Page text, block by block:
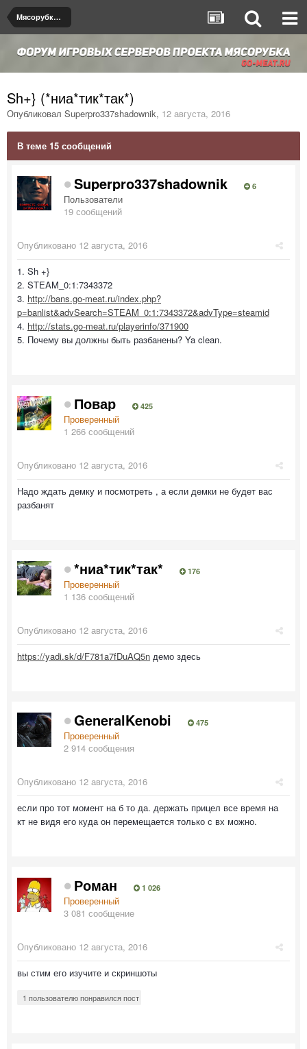
Мясорубка de_dust2
Sh+} (*ниа*тик*так*)
Опубликовал Superpro337shadownik, 12 августа, 2016
В теме 15 сообщений
Superpro337shadownik 6
Пользователи
19 сообщений
Опубликовано 12 августа, 2016
1. Sh +}
2. STEAM_0:1:7343372
3. http://bans.go-meat.ru/index.php?
p=banlist&advSearch=STEAM_0:1:7343372&advType=steamid
4. http://stats.go-meat.ru/playerinfo/371900
5. Почему вы должны быть разбанены? Ya clean.
Повар 425
Проверенный
1 266 сообщений
Опубликовано 12 августа, 2016
Надо ждать демку и посмотреть , а если демки не будет вас
разбанят
*ниа*тик*так* 176
Проверенный
1 136 сообщений
Опубликовано 12 августа, 2016
https://yadi.sk/d/F781a7fDuAQ5n демо здесь
GeneralKenobi 475
Проверенный
2 914 сообщения
Опубликовано 12 августа, 2016
если про тот момент на б то да. держать прицел все время на
кт не видя его куда он перемещается только с вх можно.
Роман 1 026
Проверенный
3 081 сообщение
Опубликовано 12 августа, 2016
вы стим его изучите и скриншоты
1 пользователю понравился пост